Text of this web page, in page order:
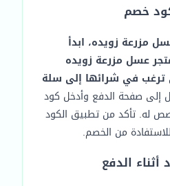
خصم
مزرعة زويده، ابدأ
عسل مزرعة زويده
ترغب في شرائها إلى سلة
إلى صفحة الدفع وأدخل كود
له. تأكد من تطبيق الكود
من الخصم.
الدفع